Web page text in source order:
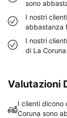
sono
I nostri
abbastanza
I nostri
di La
Valutazioni
I clienti dicono
Coruna sono